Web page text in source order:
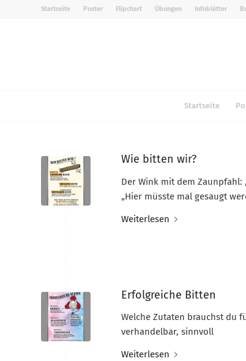
Startseite Poster Flipchart Übungen Infoblätter
Startseite
Wie bitten wir?
Der Wink mit dem Zaunpfahl:
„Hier müsste mal gesaugt
Weiterlesen
Erfolgreiche Bitten
Welche Zutaten brauchst du
verhandelbar, sinnvoll
Weiterlesen